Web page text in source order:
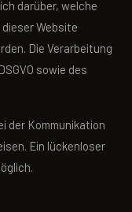
darüber, welche
Website
Die Verarbeitung
sowie des
der Kommunikation
Ein lückenloser